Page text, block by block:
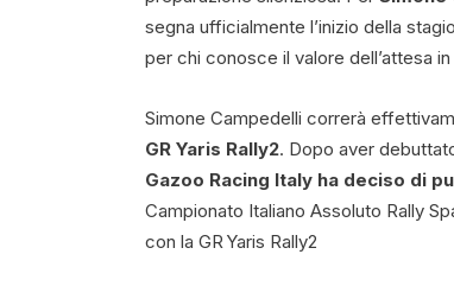
segna ufficialmente l’inizio della
per chi conosce il valore dell’attesa
Simone Campedelli correrà
GR Yaris Rally2. Dopo aver
Gazoo Racing Italy ha deciso di
Campionato Italiano Assoluto Rally
con la GR Yaris Rally2